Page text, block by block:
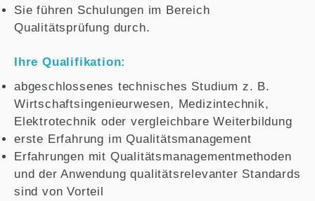
Sie führen Schulungen im Bereich
Qualitätsprüfung durch.
Ihre Qualifikation:
abgeschlossenes technisches Studium z. B.
Wirtschaftsingenieurwesen, Medizintechnik,
Elektrotechnik oder vergleichbare Weiterbildung
erste Erfahrung im Qualitätsmanagement
Erfahrungen mit Qualitätsmanagementmethoden
und der Anwendung qualitätsrelevanter Standards
sind von Vorteil